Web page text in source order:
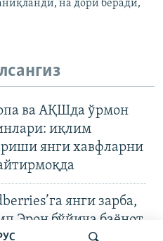
на дори беради,
ва АҚШда ўрмон
иқлим
янги хавфларни
янги зарба,
Эрон бўйича баёнот